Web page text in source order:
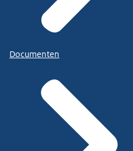
Documenten